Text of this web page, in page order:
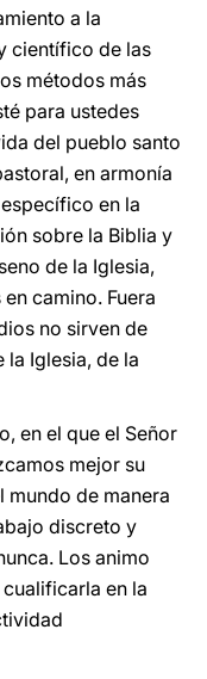
a la
científico de las
métodos más
para ustedes
del pueblo santo
en armonía
en la
sobre la Biblia y
de la Iglesia,
camino. Fuera
no sirven de
la Iglesia, de la
en el que el Señor
mejor su
mundo de manera
discreto y
Los animo
en la